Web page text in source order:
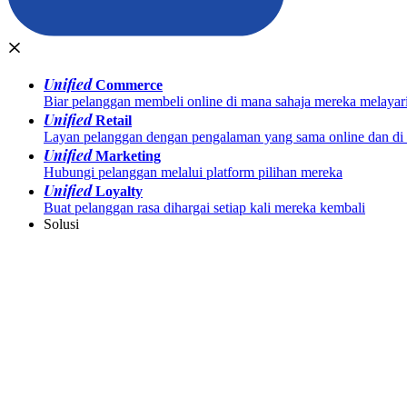
UnifiedCommerce
Biar pelanggan membeli online di mana sahaja mereka melayari
UnifiedRetail
Layan pelanggan dengan pengalaman yang sama online dan
UnifiedMarketing
Hubungi pelanggan melalui platform pilihan mereka
UnifiedLoyalty
Buat pelanggan rasa dihargai setiap kali mereka kembali
Solusi